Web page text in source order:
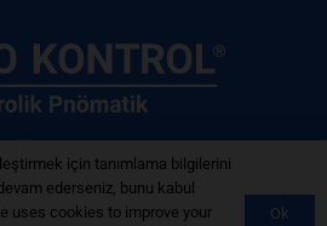
444 1 083
için tanımlama bilgilerini
ederseniz, bunu kabul
uses cookies to improve your
Ok